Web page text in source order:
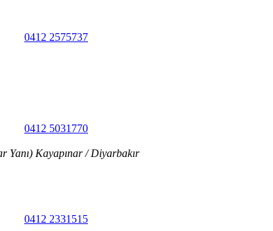
0412 2575737
0412 5031770
Yanı) Kayapınar / Diyarbakır
0412 2331515